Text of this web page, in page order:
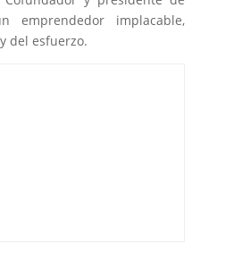
emprendedor implacable,
del esfuerzo.